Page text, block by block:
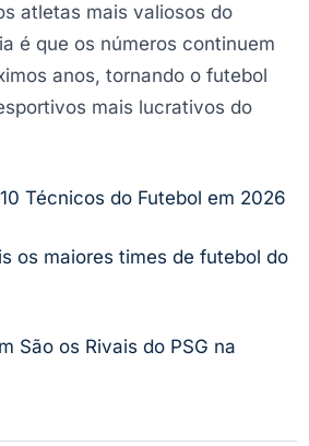
atletas mais valiosos do
é que os números continuem
anos, tornando o futebol
mais lucrativos do
Técnicos do Futebol em 2026
os maiores times de futebol do
São os Rivais do PSG na